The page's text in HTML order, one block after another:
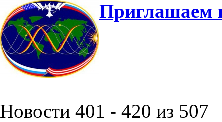
Приглашаем
Новости 401 - 420 из 507